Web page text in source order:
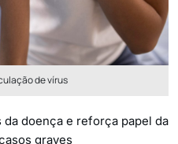
de vírus
doença e reforça papel da
graves